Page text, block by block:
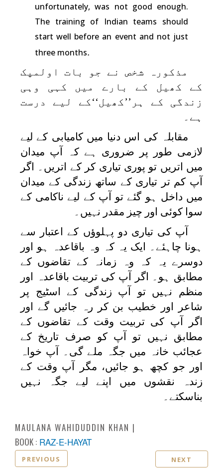
unfortunately, was not good enough.
The training of Indian teams should
start well before an event and not just
three months.
مذکورہ شخص نے جو بات اولمپک
کے کھیل کے بارے میں کہی وہی
زندگی کے ہر’’کھیل‘‘کے لیے درست
ہے۔
مقابلہ کی اس دنیا میں کامیابی کے لیے
لازمی طور پر ضروری ہے کہ آپ میدان
میں اتریں تو پوری تیاری کر کے اتریں۔ اگر
آپ کم تر تیاری کے ساتھ زندگی کے میدان
میں داخل ہو گئے تو آپ کے لیے ناکامی کے
سوا کوئی اور چیز مقدر نہیں۔
آپ کی تیاری دو پہلوؤں کے اعتبار سے
ہونا چاہئے۔ ایک یہ کہ وہ باقاعدہ ہو اور
دوسرے یہ کہ وہ زمانہ کے تقاضوں کے
مطابق ہو۔ اگر آپ کی تربیت باقاعدہ اور
منظم نہیں تو آپ زندگی کے اسٹیج پر
شاعر اور خطیب بن کر رہ جائیں گے اور
اگر آپ کی تربیت وقت کے تقاضوں کے
مطابق نہیں تو آپ کو صرف تاریخ کے
عجائب خانہ میں جگہ ملے گی۔ آپ خواہ
اور جو کچھ ہو جائیں، مگر آپ وقت کے
زندہ نقشوں میں اپنے لیے جگہ نہیں
بناسکتے۔
MAULANA WAHIDUDDIN KHAN
BOOK : RAZ-E-HAYAT
PREVIOUS NEXT